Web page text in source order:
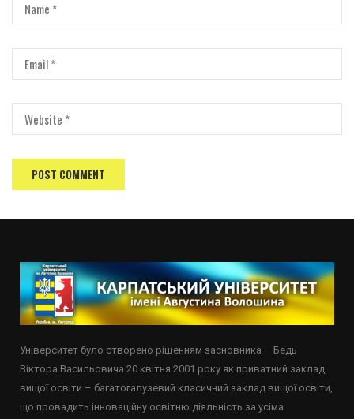
Університет було створено рішенням засновника – Бедь
Віктора Васильовича 20 квітня 2001 року як приватний заклад
вищої освіти – багатогалузевий класичний заклад вищої освіти,
що провадить інноваційну освітню діяльність за усіма